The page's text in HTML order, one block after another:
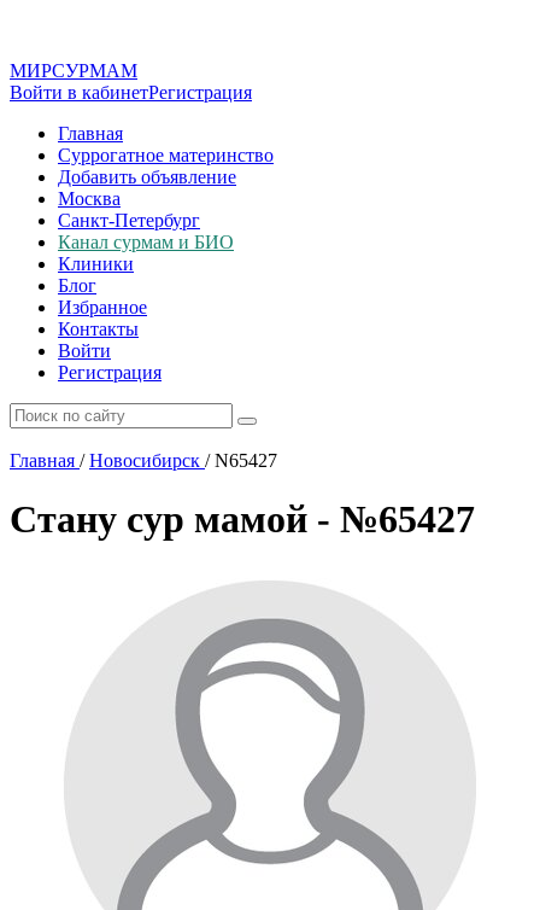
МИРСУРМАМ
Войти в кабинетРегистрация
Главная
Суррогатное материнство
Добавить объявление
Москва
Санкт-Петербург
Канал сурмам и БИО
Клиники
Блог
Избранное
Контакты
Войти
Регистрация
Главная / Новосибирск /N65427
Стану сур мамой - №65427